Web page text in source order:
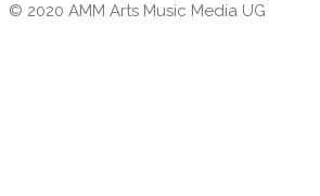
© 2020 AMM Arts Music Media UG